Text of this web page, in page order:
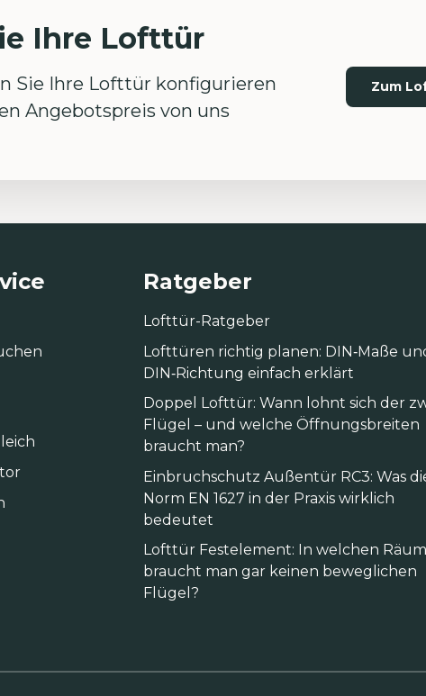
Ihre Lofttür
Sie Ihre Lofttür konfigurieren
Angebotspreis von uns
Zum
Ratgeber
Lofttür-Ratgeber
Lofttüren richtig planen: DIN‑Maße
DIN‑Richtung einfach erklärt
Doppel Lofttür: Wann lohnt sich der
Flügel – und welche Öffnungsbreiten
braucht man?
Einbruchschutz Außentür RC3: Was
Norm EN 1627 in der Praxis wirklich
bedeutet
Lofttür Festelement: In welchen
braucht man gar keinen beweglichen
Flügel?